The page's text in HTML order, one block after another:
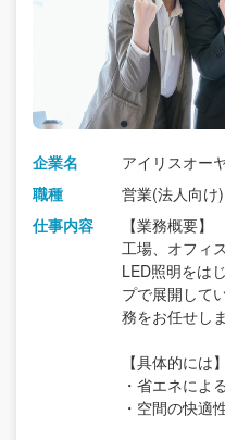
企業名
アイリスオー
職種
営業(法人向け)
仕事内容
【業務概要】
工場、オフィ
LED照明をは
プで展開して
務をお任せしま
【具体的には】
・省エネによ
・空間の快適